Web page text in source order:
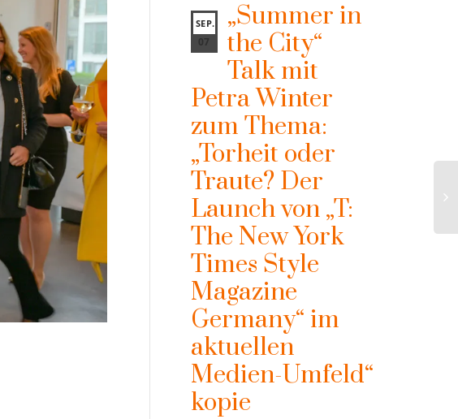
SEP.
07
„Summer in
the City“
Talk mit
Petra Winter
zum Thema:
„Torheit oder
Traute? Der
Launch von „T:
The New York
Times Style
Magazine
Germany“ im
aktuellen
Medien-Umfeld“
kopie